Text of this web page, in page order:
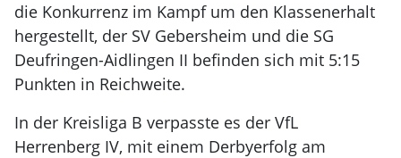
die Konkurrenz im Kampf um den Klassenerhalt
hergestellt, der SV Gebersheim und die SG
Deufringen-Aidlingen II befinden sich mit 5:15
Punkten in Reichweite.
In der Kreisliga B verpasste es der VfL
Herrenberg IV, mit einem Derbyerfolg am